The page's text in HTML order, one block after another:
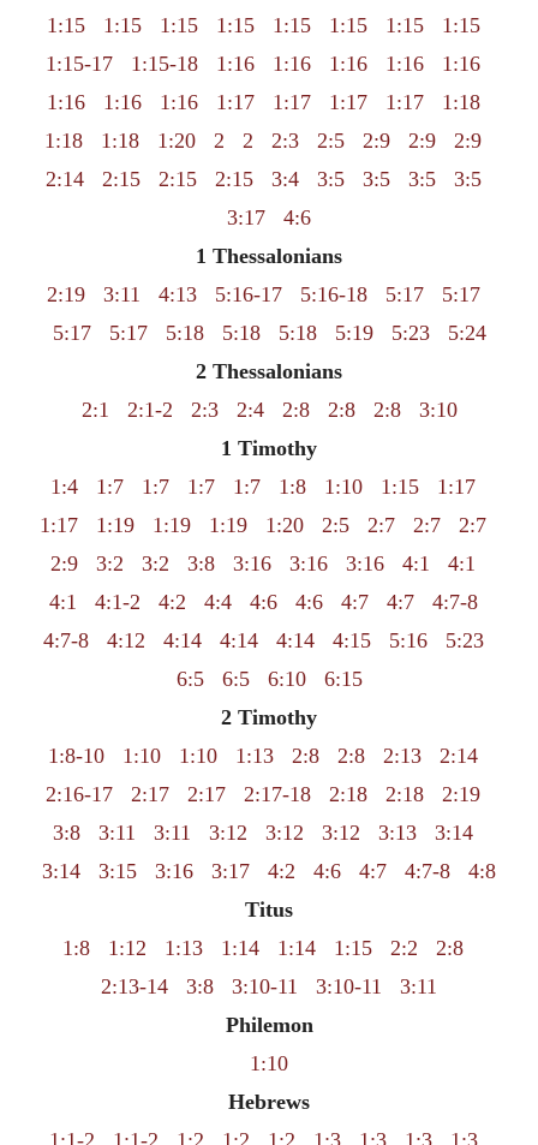
1:15
1:15 1:15 1:15 1:15 1:15 1:15
1:15
1:15-17
1:15-18 1:16 1:16 1:16 1:16
1:16
1:16
1:16 1:16 1:17 1:17 1:17 1:17
1:18
1:18
1:18 1:20 2 2 2:3 2:5 2:9 2:9
2:9
2:14
2:15 2:15 2:15 3:4 3:5 3:5 3:5
3:5
3:17
4:6
1 Thessalonians
2:19
3:11 4:13 5:16-17 5:16-18 5:17
5:17
5:17
5:17 5:18 5:18 5:18 5:19 5:23
5:24
2 Thessalonians
2:1
2:1-2 2:3 2:4 2:8 2:8 2:8
3:10
1 Timothy
1:4
1:7 1:7 1:7 1:7 1:8 1:10 1:15
1:17
1:17
1:19 1:19 1:19 1:20 2:5 2:7 2:7
2:7
2:9
3:2 3:2 3:8 3:16 3:16 3:16 4:1
4:1
4:1
4:1-2 4:2 4:4 4:6 4:6 4:7 4:7
4:7-8
4:7-8
4:12 4:14 4:14 4:14 4:15 5:16
5:23
6:5
6:5 6:10
6:15
2 Timothy
1:8-10
1:10 1:10 1:13 2:8 2:8 2:13
2:14
2:16-17
2:17 2:17 2:17-18 2:18 2:18
2:19
3:8
3:11 3:11 3:12 3:12 3:12 3:13
3:14
3:14
3:15 3:16 3:17 4:2 4:6 4:7 4:7-8
4:8
Titus
1:8
1:12 1:13 1:14 1:14 1:15 2:2
2:8
2:13-14
3:8 3:10-11 3:10-11
3:11
Philemon
1:10
Hebrews
1:1-2
1:1-2 1:2 1:2 1:2 1:3 1:3 1:3 1:3